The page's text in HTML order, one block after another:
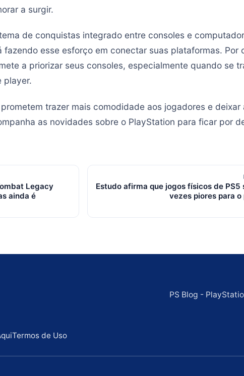
a surgir.
de conquistas integrado entre consoles e
fazendo esse esforço em conectar suas plataformas. Por
a priorizar seus consoles, especialmente quando se
player.
trazer mais comodidade aos jogadores e deixar
as novidades sobre o PlayStation para ficar por
Legacy
ainda é
Estudo afirma que jogos físicos de PS5
vezes piores para o
PS Blog -
Termos de Uso